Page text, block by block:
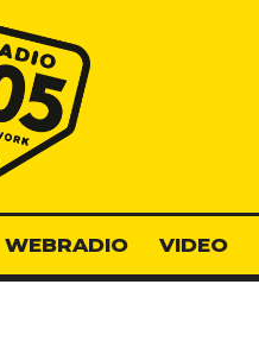
Radio 105
WEBRADIO VIDEO